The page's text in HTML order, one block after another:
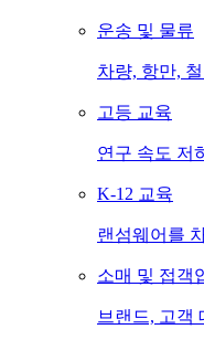
운송 및 물류
차량, 항만,
고등 교육
연구 속도 저
K-12 교육
랜섬웨어를
소매 및 접객
브랜드, 고객